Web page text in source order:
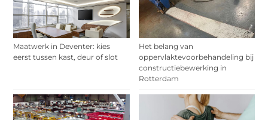
Maatwerk in Deventer: kies
eerst tussen kast, deur of slot
Het belang van
oppervlaktevoorbehandeling bij
constructiebewerking in
Rotterdam